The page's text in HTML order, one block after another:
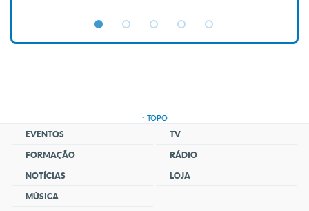
↑ TOPO
EVENTOS
FORMAÇÃO
NOTÍCIAS
MÚSICA
TV
RÁDIO
LOJA